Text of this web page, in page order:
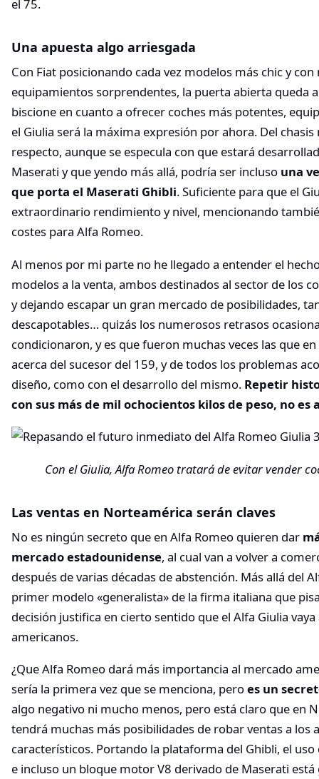
el 75.
Una apuesta algo arriesgada
Con Fiat posicionando cada vez modelos más chic y con
equipamientos sorprendentes, la puerta abierta queda
biscione en cuanto a ofrecer coches más potentes,
el Giulia será la máxima expresión por ahora. Del
respecto, aunque se especula con que estará
Maserati y que yendo más allá, podría ser incluso una
que porta el Maserati Ghibli. Suficiente para que el
extraordinario rendimiento y nivel, mencionando
costes para Alfa Romeo.
Al menos por mi parte no he llegado a entender el
modelos a la venta, ambos destinados al sector de los
y dejando escapar un gran mercado de posibilidades,
descapotables… quizás los numerosos retrasos
condicionaron, y es que fueron muchas veces las que
acerca del sucesor del 159, y de todos los problemas
diseño, como con el desarrollo del mismo. Repetir
con sus más de mil ochocientos kilos de peso, no es
Con el Giulia, Alfa Romeo tratará de evitar vender
Las ventas en Norteamérica serán claves
No es ningún secreto que en Alfa Romeo quieren dar
mercado estadounidense, al cual van a volver a
después de varias décadas de abstención. Más allá del
primer modelo «generalista» de la firma italiana que
decisión justifica en cierto sentido que el Alfa Giulia
americanos.
¿Que Alfa Romeo dará más importancia al mercado
sería la primera vez que se menciona, peroes un
algo negativo ni mucho menos, pero está claro que en
tendrá muchas más posibilidades de robar ventas a los
característicos. Portando la plataforma del Ghibli, el
e incluso un bloque motor V8 derivado de Maserati